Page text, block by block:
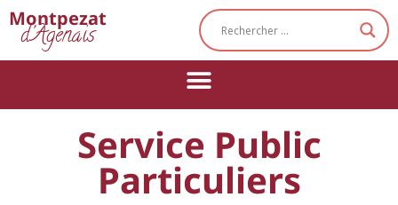
Montpezat
d'Agenais
Service Public
Particuliers
Cookies management panel